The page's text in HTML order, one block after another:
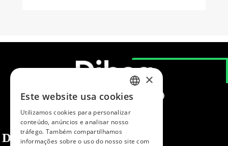
Dibaq
SPANISH
ENGLISH
PORTUGUESE
×
Este website usa cookies
Utilizamos cookies para personalizar
conteúdo, anúncios e analisar nosso
tráfego. Também compartilhamos
informações sobre o uso do nosso site com